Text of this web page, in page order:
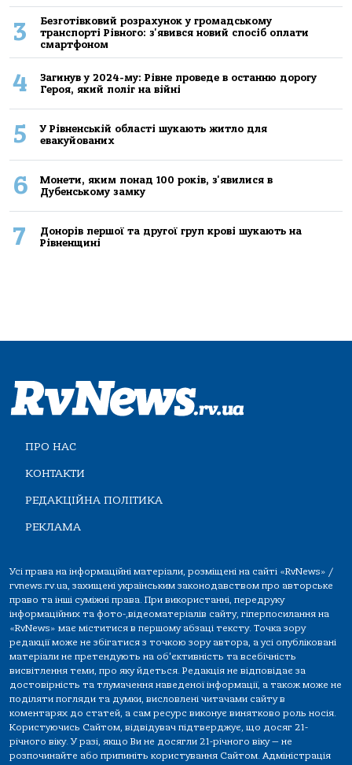
3
Безготівковий розрахунок у громадському
транспорті Рівного: з'явився новий спосіб оплати
смартфоном
4
Загинув у 2024-му: Рівне проведе в останню дорогу
Героя, який поліг на війні
5
У Рівненській області шукають житло для
евакуйованих
6
Монети, яким понад 100 років, з'явилися в
Дубенському замку
7
Донорів першої та другої груп крові шукають на
Рівненщині
ПРО НАС
КОНТАКТИ
РЕДАКЦІЙНА ПОЛІТИКА
РЕКЛАМА
Усі права на інформаційні матеріали, розміщені на сайті «RvNews» /
rvnews.rv.ua, захищені українським законодавством про авторське
право та інші суміжні права. При використанні, передруку
інформаційних та фото-,відеоматеріалів сайту, гіперпосилання на
«RvNews» має міститися в першому абзаці тексту. Точка зору
редакції може не збігатися з точкою зору автора, а усі опубліковані
матеріали не претендують на об'єктивність та всебічність
висвітлення теми, про яку йдеться. Редакція не відповідає за
достовірність та тлумачення наведеної інформації, а також може не
поділяти погляди та думки, висловлені читачами сайту в
коментарях до статей, а сам ресурс виконує винятково роль носія.
Користуючись Сайтом, відвідувач підтверджує, що досяг 21-
річного віку. У разі, якщо Ви не досягли 21-річного віку — не
розпочинайте або припиніть користування Сайтом. Адміністрація